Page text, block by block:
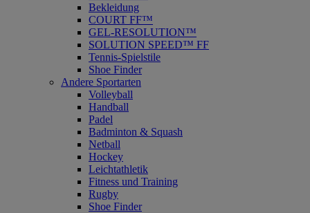
Bekleidung
COURT FF™
GEL-RESOLUTION™
SOLUTION SPEED™ FF
Tennis-Spielstile
Shoe Finder
Andere Sportarten
Volleyball
Handball
Padel
Badminton & Squash
Netball
Hockey
Leichtathletik
Fitness und Training
Rugby
Shoe Finder